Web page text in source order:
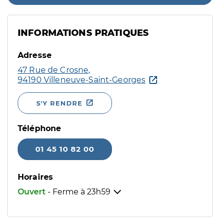
INFORMATIONS PRATIQUES
Adresse
47 Rue de Crosne,
94190 Villeneuve-Saint-Georges
S'Y RENDRE
Téléphone
01 45 10 82 00
Horaires
Ouvert - Ferme à 23h59